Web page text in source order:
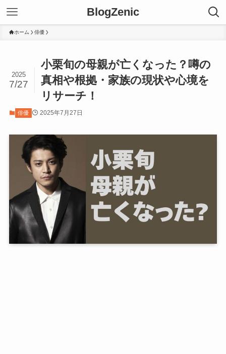
BlogZenic
ホーム 俳優
小栗旬の母親が亡くなった？噂の
真相や根拠・家族の現状や心境を
リサーチ！
2025
7/27
俳優 2025年7月27日